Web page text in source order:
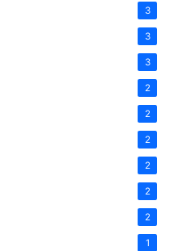
3
3
3
2
2
2
2
2
2
1